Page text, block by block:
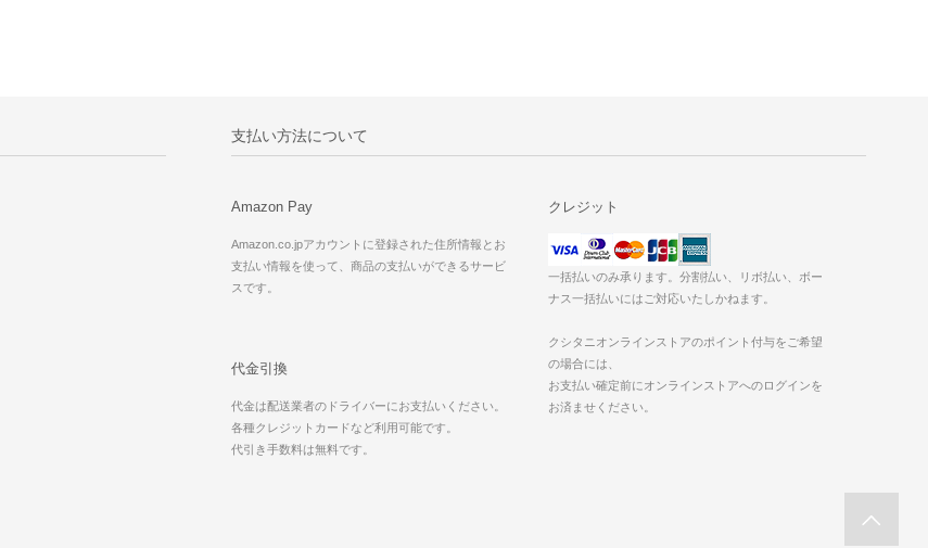
支払い方法について
Amazon Pay
Amazon.co.jpアカウントに登録された住所情報とお
支払い情報を使って、商品の支払いができるサービ
スです。
クレジット
一括払いのみ承ります。分割払い、リボ払い、ボー
ナス一括払いにはご対応いたしかねます。
クシタニオンラインストアのポイント付与をご希望
の場合には、
お支払い確定前にオンラインストアへのログインを
お済ませください。
代金引換
代金は配送業者のドライバーにお支払いください。
各種クレジットカードなど利用可能です。
代引き手数料は無料です。